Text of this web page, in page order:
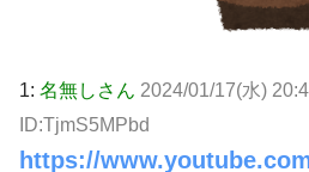
1: 名無しさん 2024/01/17(水)
ID:TjmS5MPbd
https://